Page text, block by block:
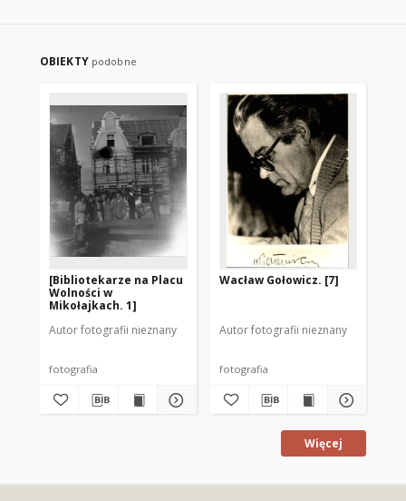
OBIEKTY podobne
[Bibliotekarze na Placu
Wolności w
Mikołajkach. 1]
Autor fotografii nieznany
fotografia
Wacław Gołowicz. [7]
Autor fotografii nieznany
fotografia
Więcej